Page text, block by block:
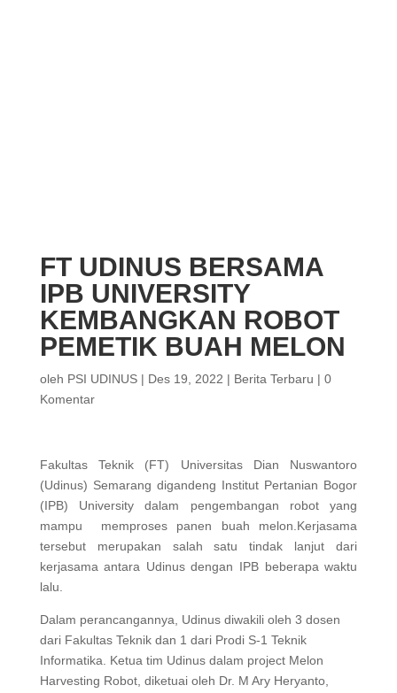
FT UDINUS BERSAMA
IPB UNIVERSITY
KEMBANGKAN ROBOT
PEMETIK BUAH MELON
oleh PSI UDINUS| Des 19, 2022 | Berita Terbaru | 0
Komentar
Fakultas Teknik (FT) Universitas Dian Nuswantoro
(Udinus) Semarang digandeng Institut Pertanian Bogor
(IPB) University dalam pengembangan robot yang
mampu memproses panen buah melon.Kerjasama
tersebut merupakan salah satu tindak lanjut dari
kerjasama antara Udinus dengan IPB beberapa waktu
lalu.
Dalam perancangannya, Udinus diwakili oleh 3 dosen
dari Fakultas Teknik dan 1 dari Prodi S-1 Teknik
Informatika. Ketua tim Udinus dalam project Melon
Harvesting Robot, diketuai oleh Dr. M Ary Heryanto,